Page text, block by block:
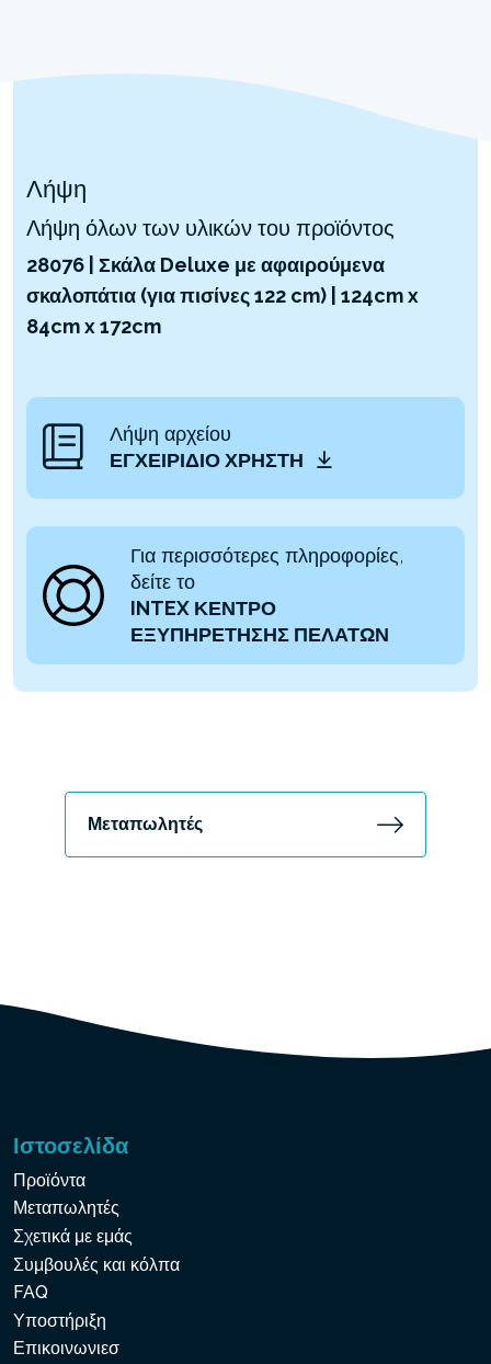
Λήψη
Λήψη όλων των υλικών του προϊόντος
28076 | Σκάλα Deluxe με αφαιρούμενα
σκαλοπάτια (για πισίνες 122 cm) | 124cm x
84cm x 172cm
Λήψη αρχείου
ΕΓΧΕΙΡΊΔΙΟ ΧΡΉΣΤΗ
Για περισσότερες πληροφορίες,
δείτε το
INTEX ΚΕΝΤΡΟ
ΕΞΥΠΗΡΕΤΗΣΗΣ ΠΕΛΑΤΩΝ
Μεταπωλητές
Ιστοσελίδα
Προϊόντα
Μεταπωλητές
Σχετικά με εμάς
Συμβουλές και κόλπα
FAQ
Υποστήριξη
Επικοινωνιεσ